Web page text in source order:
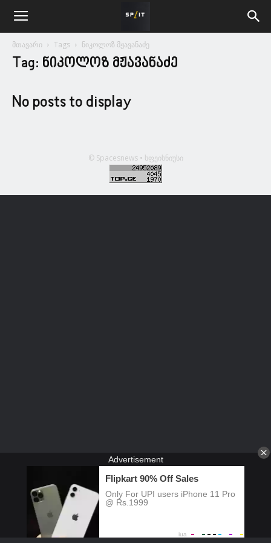
მთავარი Tags ნიკოლოზ მჟავანაძე
Tag: ნიკოლოზ მჟავანაძე
No posts to display
© Spacesnews • სფეისნიუსი